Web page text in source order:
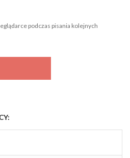
podczas pisania kolejnych